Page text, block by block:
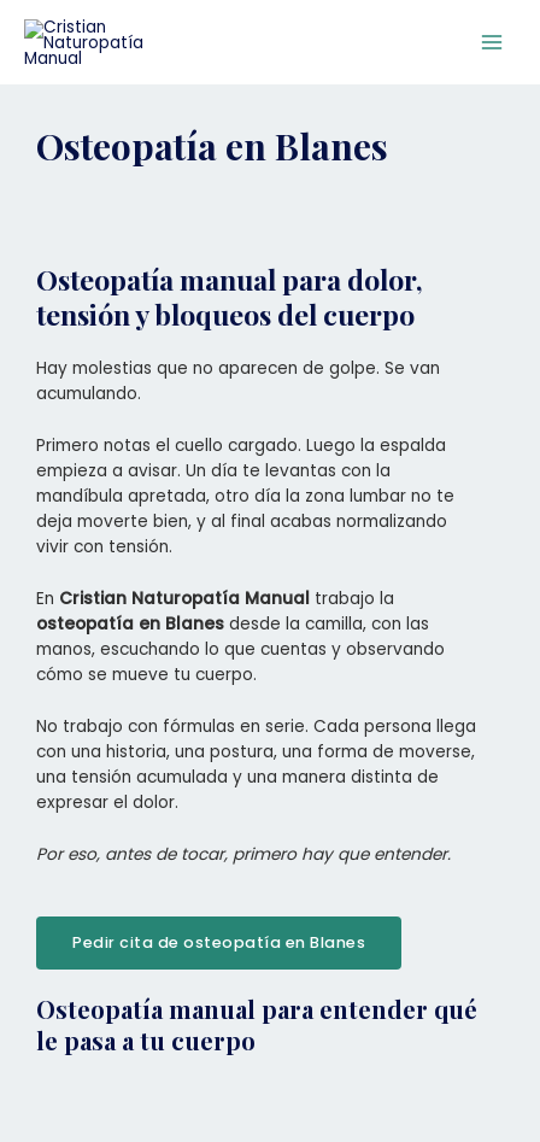
contenido
Osteopatía en Blanes
Osteopatía manual para dolor,
tensión y bloqueos del cuerpo
Hay molestias que no aparecen de golpe. Se van
acumulando.
Primero notas el cuello cargado. Luego la espalda
empieza a avisar. Un día te levantas con la
mandíbula apretada, otro día la zona lumbar no te
deja moverte bien, y al final acabas normalizando
vivir con tensión.
En Cristian Naturopatía Manual trabajo la
osteopatía en Blanes desde la camilla, con las
manos, escuchando lo que cuentas y observando
cómo se mueve tu cuerpo.
No trabajo con fórmulas en serie. Cada persona llega
con una historia, una postura, una forma de moverse,
una tensión acumulada y una manera distinta de
expresar el dolor.
Por eso, antes de tocar, primero hay que entender.
Pedir cita de osteopatía en Blanes
Osteopatía manual para entender qué
le pasa a tu cuerpo